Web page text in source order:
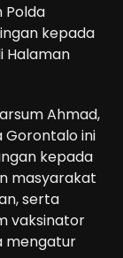
Polda
kepada
Halaman
Ahmad,
Gorontalo ini
kepada
masyarakat
serta
vaksinator
mengatur